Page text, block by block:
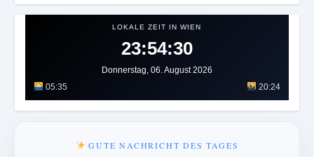
LOKALE ZEIT IN WIEN
23:54:34
Donnerstag, 06. August 2026
05:35
20:24
GUTE NACHRICHT DES TAGES